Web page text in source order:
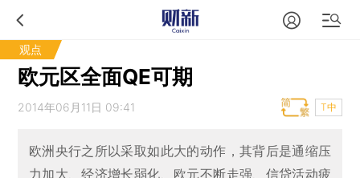
观点
欧元区全面QE可期
2014年06月11日 09:41 T中
欧洲央行之所以采取如此大的动作，其背后是通缩压
力加大、经济增长弱化、欧元不断走强、信贷活动疲